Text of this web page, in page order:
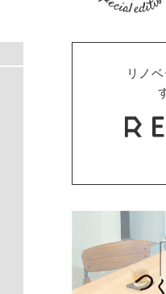
リノ